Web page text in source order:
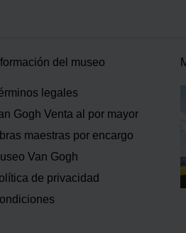
del museo
legales
Gogh Venta al por mayor
maestras por encargo
Van Gogh
de privacidad